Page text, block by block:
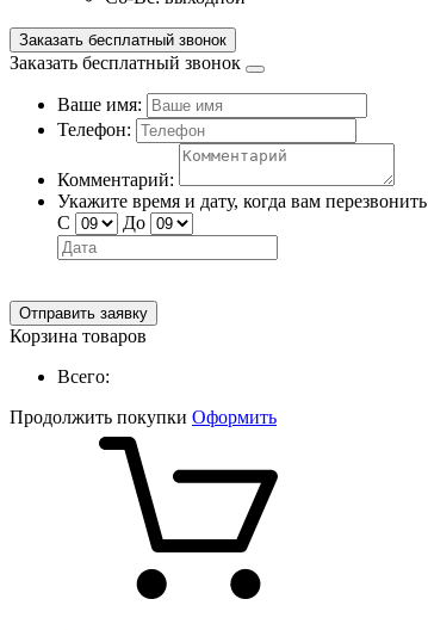
Заказать бесплатный звонок
Заказать бесплатный звонок
Ваше имя:
Телефон:
Комментарий:
Укажите время и дату, когда вам перезвонить
С
До
Отправить заявку
Корзина товаров
Всего:
Продолжить покупки Оформить